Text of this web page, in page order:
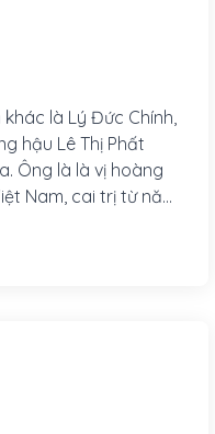
là Lý Đức Chính,
hậu Lê Thị Phất
Ông là là vị hoàng
Nam, cai trị từ năm